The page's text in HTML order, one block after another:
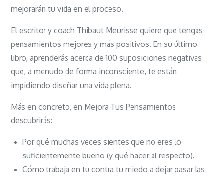
mejorarán tu vida en el proceso.
El escritor y coach Thibaut Meurisse quiere que tengas
pensamientos mejores y más positivos. En su último
libro, aprenderás acerca de 100 suposiciones negativas
que, a menudo de forma inconsciente, te están
impidiendo diseñar una vida plena.
Más en concreto, en Mejora Tus Pensamientos
descubrirás:
Por qué muchas veces sientes que no eres lo
suficientemente bueno (y qué hacer al respecto).
Cómo trabaja en tu contra tu miedo a dejar pasar las